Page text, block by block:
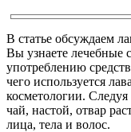
В статье обсуждаем
Вы узнаете лечебные
употреблению
чего используется
косметологии.
чай, настой, отвар
лица, тела и волос.